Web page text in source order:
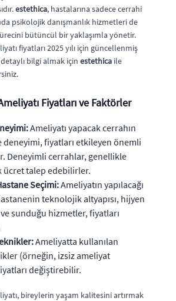
estethica, hastalarına sadece cerrahi
psikolojik danışmanlık hizmetleri de
bütüncül bir yaklaşımla yönetir.
fiyatları 2025 yılı için güncellenmiş
bilgi almak için estethica ile
Fiyatları ve Faktörler
Ameliyatı yapacak cerrahın
deneyimi, fiyatları etkileyen önemli
Deneyimli cerrahlar, genellikle
ücret talep edebilirler.
Seçimi:Ameliyatın yapılacağı
teknolojik altyapısı, hijyen
sunduğu hizmetler, fiyatları
Ameliyatta kullanılan
(örneğin, izsiz ameliyat
değiştirebilir.
bireylerin yaşam kalitesini artırmak